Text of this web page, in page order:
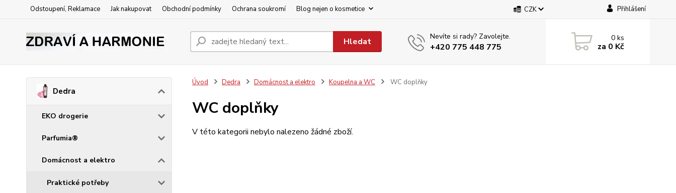
Odstoupení, Reklamace Jak nakupovat Obchodní podmínky Ochrana soukromí Blog nejen o kosmetice CZK Přihlášení
Hledat Nevíte si rady? Zavolejte.
+420 775 448 775
0ks
za 0 Kč
Dedra
EKO drogerie
Parfumia®
Domácnost a elektro
Praktické potřeby
Úvod Dedra Domácnost a elektro Koupelna a WC WC doplňky
WC doplňky
V této kategorii nebylo nalezeno žádné zboží.